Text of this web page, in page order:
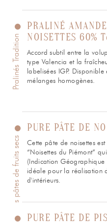
Pralinés Tradition
PRALINÉ
NOISETTES 60%
Accord subtil entre la
type Valencia et la
labelisées IGP.
mélanges homogènes.
Pures pâtes de fruits secs
PURE PÂTE DE
Cette pâte de noisettes
“Noisettes du Piémont”
(Indication Géographique
idéale pour la réalisation
d'intérieurs.
PURE PÂTE DE